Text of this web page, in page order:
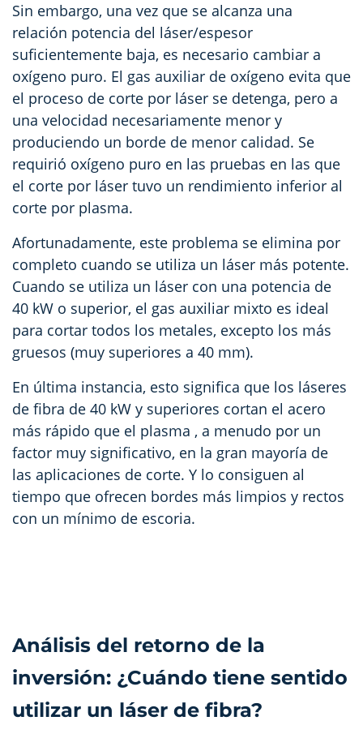
Sin embargo, una vez que se alcanza una
relación potencia del láser/espesor
suficientemente baja, es necesario cambiar a
oxígeno puro. El gas auxiliar de oxígeno evita que
el proceso de corte por láser se detenga, pero a
una velocidad necesariamente menor y
produciendo un borde de menor calidad. Se
requirió oxígeno puro en las pruebas en las que
el corte por láser tuvo un rendimiento inferior al
corte por plasma.
Afortunadamente, este problema se elimina por
completo cuando se utiliza un láser más potente.
Cuando se utiliza un láser con una potencia de
40 kW o superior, el gas auxiliar mixto es ideal
para cortar todos los metales, excepto los más
gruesos (muy superiores a 40 mm).
En última instancia, esto significa que los láseres
de fibra de 40 kW y superiores cortan el acero
más rápido que el plasma , a menudo por un
factor muy significativo, en la gran mayoría de
las aplicaciones de corte. Y lo consiguen al
tiempo que ofrecen bordes más limpios y rectos
con un mínimo de escoria.
Análisis del retorno de la
inversión: ¿Cuándo tiene sentido
utilizar un láser de fibra?